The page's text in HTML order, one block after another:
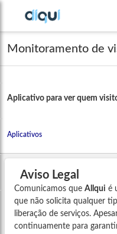
Monitoramento de
Aplicativo para ver quem
Aplicativos
Aviso Legal
Comunicamos que Allqui é
que não solicita qualquer
liberação de serviços.
continuamente para